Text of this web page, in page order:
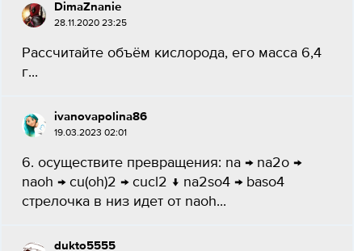
DimaZnanie
28.11.2020 23:25
Рассчитайте объём кислорода, его масса 6,4
г...
ivanovapolina86
19.03.2023 02:01
6. осуществите превращения: na → na2o →
naoh → cu(oh)2 → cucl2 ↓ na2so4 → baso4
стрелочка в низ идет от naoh...
dukto5555